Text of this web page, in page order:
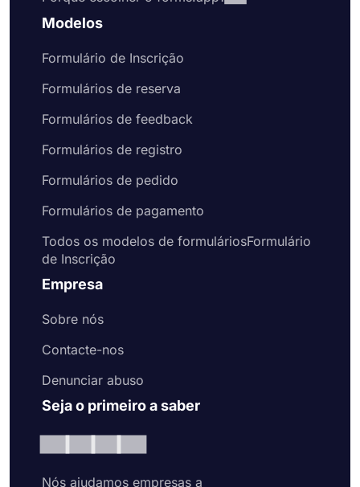
formulário. Naturalmente, isso economizará seu
melhores em menos tempo. Portanto, escolha um
criar formulários online profissionais hoje mesmo.
Modelos
Formulário de Inscrição
Formulários de reserva
Formulários de feedback
Formulários de registro
Formulários de pedido
Formulários de pagamento
Todos os modelos de formuláriosFormulário
de Inscrição
Empresa
Sobre nós
Contacte-nos
Denunciar abuso
Seja o primeiro a saber
Nós ajudamos empresas a